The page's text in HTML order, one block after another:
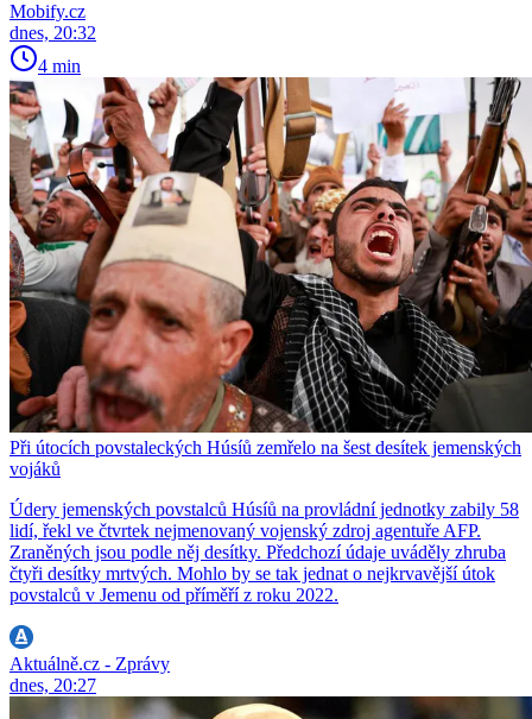
Mobify.cz
dnes, 20:32
4 min
Při útocích povstaleckých Húsíů zemřelo na šest desítek jemenských
vojáků
Údery jemenských povstalců Húsíů na provládní jednotky zabily 58
lidí, řekl ve čtvrtek nejmenovaný vojenský zdroj agentuře AFP.
Zraněných jsou podle něj desítky. Předchozí údaje uváděly zhruba
čtyři desítky mrtvých. Mohlo by se tak jednat o nejkrvavější útok
povstalců v Jemenu od příměří z roku 2022.
Aktuálně.cz - Zprávy
dnes, 20:27